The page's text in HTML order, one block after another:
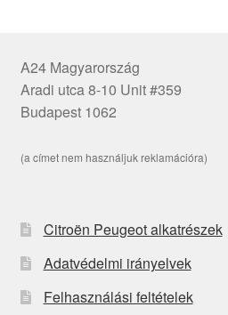
A24 Magyarország
Aradi utca 8-10 Unit #359
Budapest 1062
(a címet nem használjuk reklamációra)
Citroën Peugeot alkatrészek
Adatvédelmi irányelvek
Felhasználási feltételek